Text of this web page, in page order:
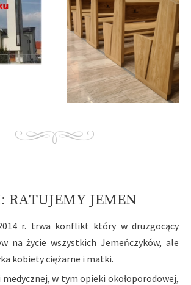
RATUJEMY JEMEN
r. trwa konflikt który w druzgocący
na życie wszystkich Jemeńczyków, ale
kobiety ciężarne i matki.
w tym opieki okołoporodowej,